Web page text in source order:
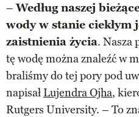
–Według naszej
wody w stanie ciekłym
zaistnienia życia. Nasza
tę wodę można znaleźć w
braliśmy do tej pory pod
napisał Lujendra Ojha,
Rutgers University. – To